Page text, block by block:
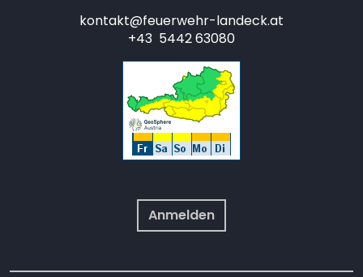
kontakt@feuerwehr-landeck.at
+43 5442 63080
Anmelden